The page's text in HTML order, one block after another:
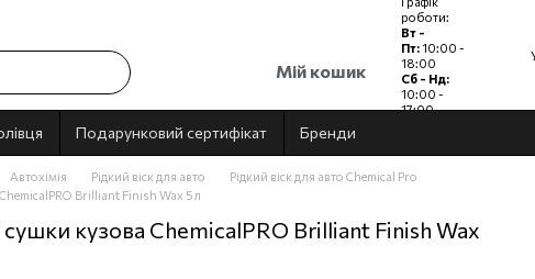
Мій кошик
роботи:
Вт -
Пт: 10:00 -
18:00
Сб - Нд:
10:00 -
17:00
Подарунковий сертифікат Бренди
Автохімія Рідкий віск для авто
Рідкий віск для авто Chemical Pro
Brilliant Finish Wax 5л
кузова ChemicalPRO Brilliant Finish Wax